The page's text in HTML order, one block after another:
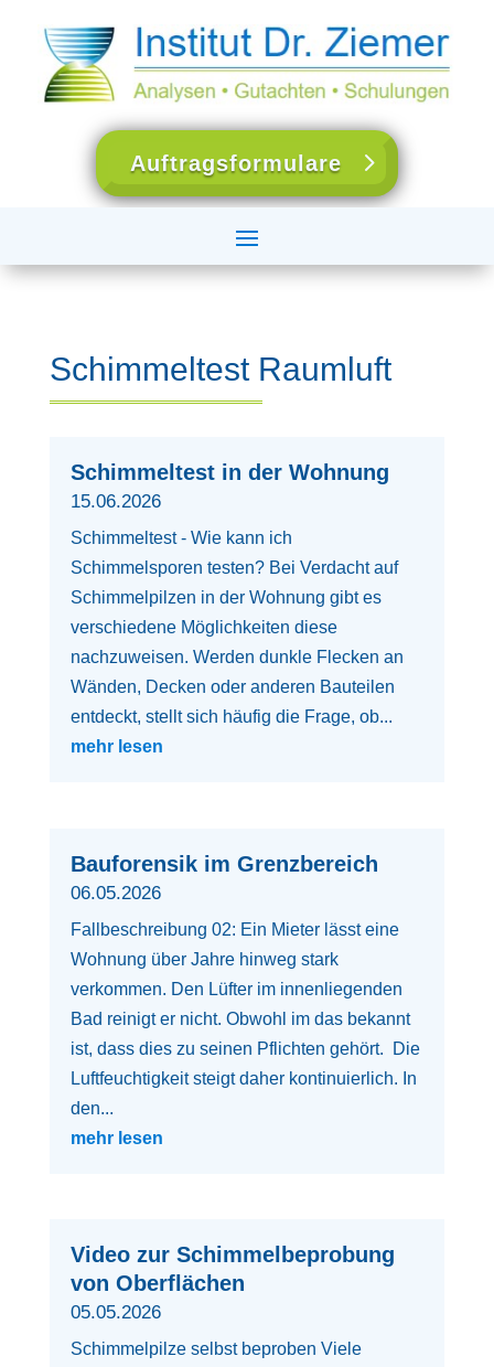
Auftragsformulare
Schimmeltest Raumluft
Schimmeltest in der Wohnung
15.06.2026
Schimmeltest - Wie kann ich
Schimmelsporen testen? Bei Verdacht auf
Schimmelpilzen in der Wohnung gibt es
verschiedene Möglichkeiten diese
nachzuweisen. Werden dunkle Flecken an
Wänden, Decken oder anderen Bauteilen
entdeckt, stellt sich häufig die Frage, ob...
mehr lesen
Bauforensik im Grenzbereich
06.05.2026
Fallbeschreibung 02: Ein Mieter lässt eine
Wohnung über Jahre hinweg stark
verkommen. Den Lüfter im innenliegenden
Bad reinigt er nicht. Obwohl im das bekannt
ist, dass dies zu seinen Pflichten gehört. Die
Luftfeuchtigkeit steigt daher kontinuierlich. In
den...
mehr lesen
Video zur Schimmelbeprobung
von Oberflächen
05.05.2026
Schimmelpilze selbst beproben Viele